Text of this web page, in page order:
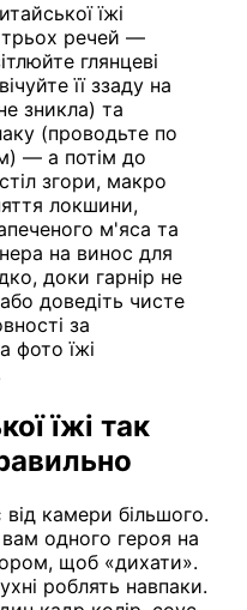
їжі
речей —
глянцеві
її ззаду на
зникла) та
(проводьте по
— а потім до
згори, макро
локшини,
м'яса та
на винос для
доки гарнір не
доведіть чисте
за
фото їжі
їжі так
камери більшого.
одного героя на
щоб «дихати».
роблять навпаки.